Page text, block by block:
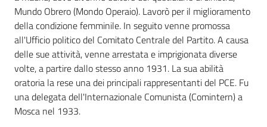
Mundo Obrero (Mondo Operaio). Lavorò per il miglioramento
della condizione femminile. In seguito venne promossa
all'Ufficio politico del Comitato Centrale del Partito. A causa
delle sue attività, venne arrestata e imprigionata diverse
volte, a partire dallo stesso anno 1931. La sua abilità
oratoria la rese una dei principali rappresentanti del PCE. Fu
una delegata dell'Internazionale Comunista (Comintern) a
Mosca nel 1933.